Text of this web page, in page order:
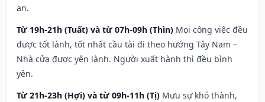
an.
Từ 19h-21h (Tuất) và từ 07h-09h (Thìn) Mọi công việc đều
được tốt lành, tốt nhất cầu tài đi theo hướng Tây Nam –
Nhà cửa được yên lành. Người xuất hành thì đều bình
yên.
Từ 21h-23h (Hợi) và từ 09h-11h (Tị) Mưu sự khó thành,